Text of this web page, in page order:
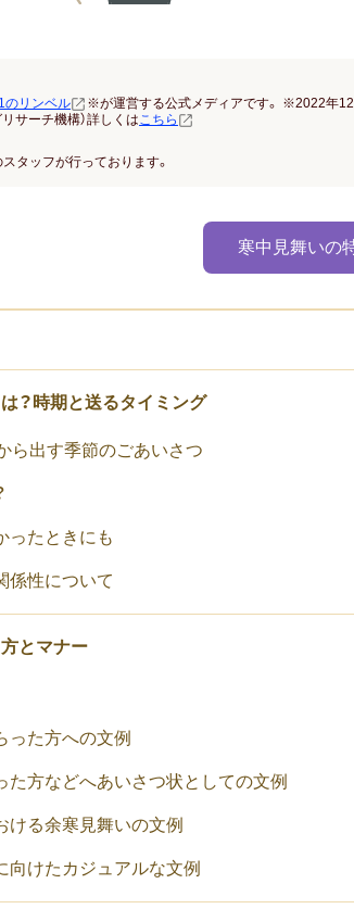
のリンベル
※が運営する公式メディアです。 ※2022年
サーチ機構）詳しくはこちら
タッフが行っております。
寒中見舞いの
？時期と送るタイミング
ら出す季節のごあいさつ
ったときにも
係性について
とマナー
った方への文例
た方などへあいさつ状としての文例
ける余寒見舞いの文例
向けたカジュアルな文例